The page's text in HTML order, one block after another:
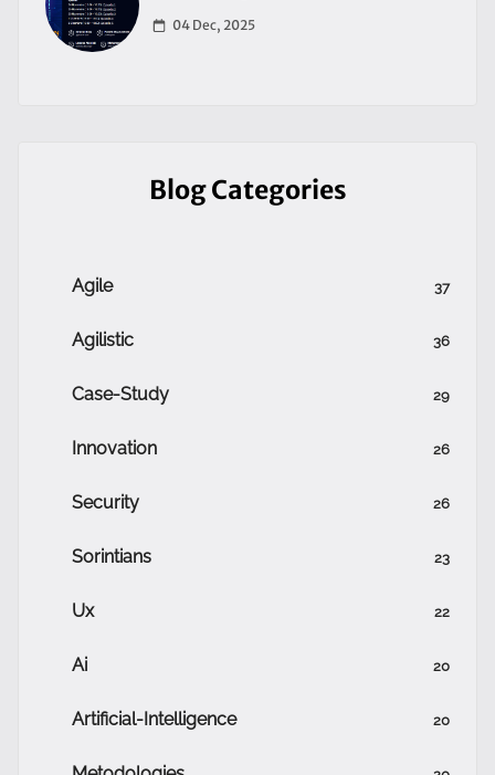
04 Dec, 2025
Blog Categories
Agile 37
Agilistic 36
Case-Study 29
Innovation 26
Security 26
Sorintians 23
Ux 22
Ai 20
Artificial-Intelligence 20